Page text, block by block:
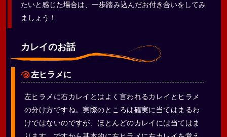
たいと感じた場合は、一歩踏み込んだお付き合いをしてみ
ましょう！
カレイのお話
左ヒラメに
左ヒラメに右カレイとはよく言われるカレイとヒラメ
の分け方ですね。実際のところは確実に当てはまるわ
けではないのですが、ほとんどのカレイには当てはま